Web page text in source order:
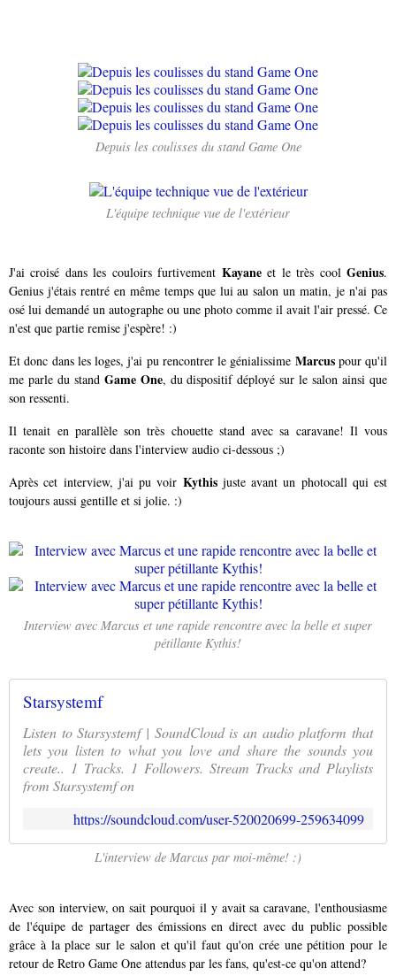
Depuis les coulisses du stand Game One
L'équipe technique vue de l'extérieur
J'ai croisé dans les couloirs furtivement Kayaneet le très coolGenius.
Genius j'étais rentré en même temps que lui au salon un matin, je n'ai pas
osé lui demandé un autographe ou une photo comme il avait l'air pressé. Ce
n'est que partie remise j'espère! :)
Et donc dans les loges, j'ai pu rencontrer le génialissime Marcuspour qu'il
me parle du stand Game One, du dispositif déployé sur le salon ainsi que
son ressenti.
Il tenait en parallèle son très chouette stand avec sa caravane! Il vous
raconte son histoire dans l'interview audio ci-dessous ;)
Après cet interview, j'ai pu voir Kythisjuste avant un photocall qui est
toujours aussi gentille et si jolie. :)
Interview avec Marcus et une rapide rencontre avec la belle et super
pétillante Kythis!
Starsystemf
Listen to Starsystemf | SoundCloud is an audio platform that
lets you listen to what you love and share the sounds you
create.. 1 Tracks. 1 Followers. Stream Tracks and Playlists
from Starsystemf on
https://soundcloud.com/user-520020699-259634099
L'interview de Marcus par moi-même! :)
Avec son interview, on sait pourquoi il y avait sa caravane, l'enthousiasme
de l'équipe de partager des émissions en direct avec du public possible
grâce à la place sur le salon et qu'il faut qu'on crée une pétition pour le
retour de Retro Game One attendus par les fans, qu'est-ce qu'on attend?